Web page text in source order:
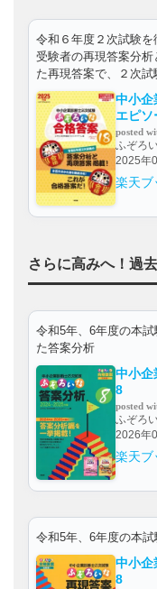
令和６年度２次試験を
受験者の再現答案分
た再現答案で、２次試
中小企
エピソ
posted
ふぞろ
2025年
楽天ブ
さらに高みへ！過
令和5年、6年度の本
た答案分析
中小企
8
posted
ふぞろ
2026年
楽天ブ
令和5年、6年度の本
中小企
8